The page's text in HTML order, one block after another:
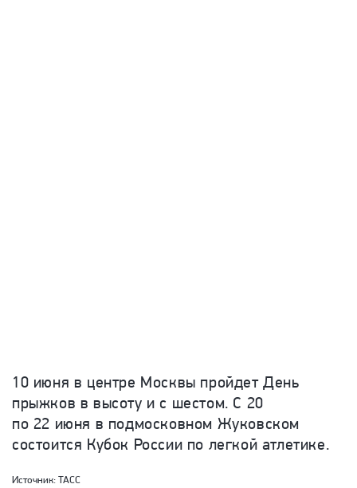
10 июня в центре Москвы пройдет День
прыжков в высоту и с шестом. С 20
по 22 июня в подмосковном Жуковском
состоится Кубок России по легкой атлетике.
Источник: ТАСС